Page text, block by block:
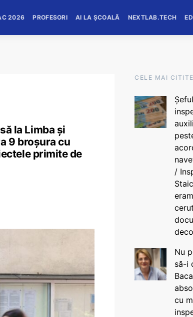
2026 PROFESORI AI LA ȘCOALĂ NEXTLAB.TECH
la Limba și
9 broșura cu
primite de
CELE MAI
/
Nu
să-i
cu